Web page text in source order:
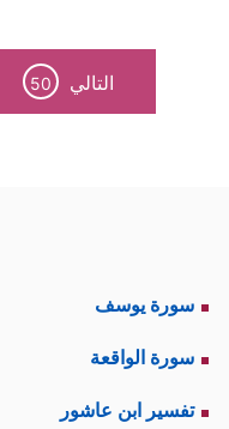
التالي 50
سورة يوسف
سورة الواقعة
تفسير ابن عاشور